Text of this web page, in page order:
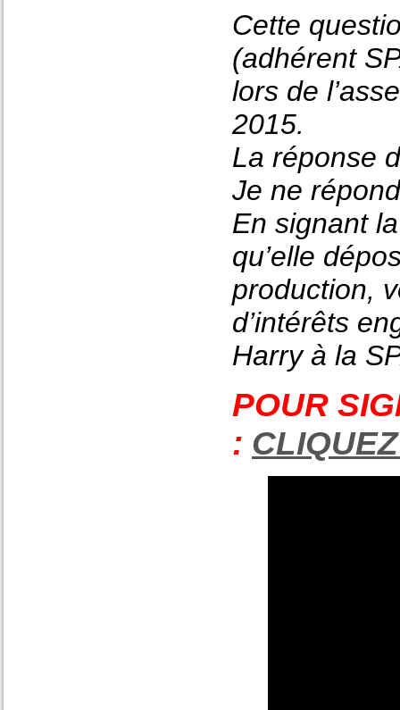
Cette
(adhérent
lors de
2015.
La réponse
Je ne
En signant
qu’elle
production,
d’intérêts
Harry à la
POUR
: